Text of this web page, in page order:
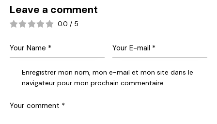
Leave a comment
0.0 / 5
Enregistrer mon nom, mon e-mail et mon site dans le
navigateur pour mon prochain commentaire.